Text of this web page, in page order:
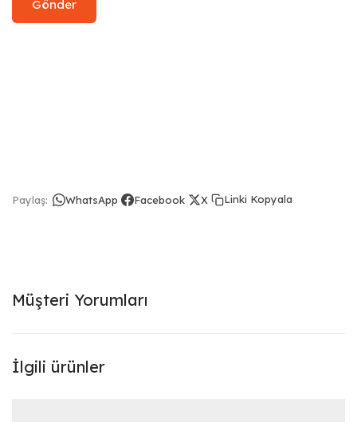
Paylaş: WhatsApp Facebook X Linki Kopyala
Müşteri Yorumları
İlgili ürünler